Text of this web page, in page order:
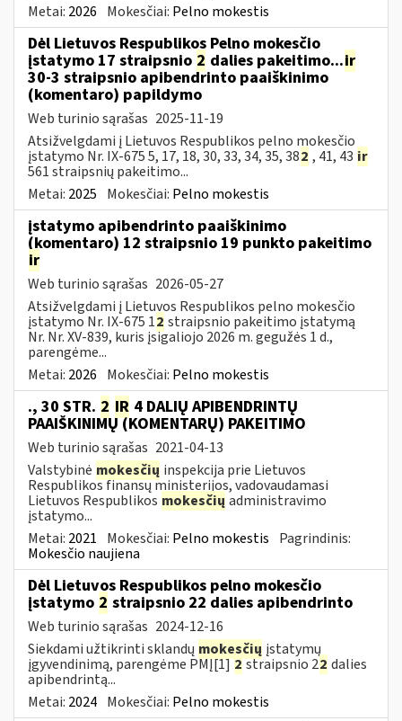
Metai: 2026 Mokesčiai: Pelno mokestis
Dėl Lietuvos Respublikos Pelno mokesčio
įstatymo 17 straipsnio 2 dalies pakeitimo...ir
30-3 straipsnio apibendrinto paaiškinimo
(komentaro) papildymo
Web turinio sąrašas 2025-11-19
Atsižvelgdami į Lietuvos Respublikos pelno mokesčio
įstatymo Nr. IX-675 5, 17, 18, 30, 33, 34, 35, 382 , 41, 43 ir
561 straipsnių pakeitimo...
Metai: 2025 Mokesčiai: Pelno mokestis
įstatymo apibendrinto paaiškinimo
(komentaro) 12 straipsnio 19 punkto pakeitimo
ir
Web turinio sąrašas 2026-05-27
Atsižvelgdami į Lietuvos Respublikos pelno mokesčio
įstatymo Nr. IX-675 12 straipsnio pakeitimo įstatymą
Nr. Nr. XV-839, kuris įsigaliojo 2026 m. gegužės 1 d.,
parengėme...
Metai: 2026 Mokesčiai: Pelno mokestis
., 30 STR. 2 IR 4 DALIŲ APIBENDRINTŲ
PAAIŠKINIMŲ (KOMENTARŲ) PAKEITIMO
Web turinio sąrašas 2021-04-13
Valstybinė mokesčių inspekcija prie Lietuvos
Respublikos finansų ministerijos, vadovaudamasi
Lietuvos Respublikos mokesčių administravimo
įstatymo...
Metai: 2021 Mokesčiai: Pelno mokestis Pagrindinis:
Mokesčio naujiena
Dėl Lietuvos Respublikos pelno mokesčio
įstatymo 2 straipsnio 22 dalies apibendrinto
Web turinio sąrašas 2024-12-16
Siekdami užtikrinti sklandų mokesčių įstatymų
įgyvendinimą, parengėme PMĮ[1]2straipsnio 22 dalies
apibendrintą...
Metai: 2024 Mokesčiai: Pelno mokestis